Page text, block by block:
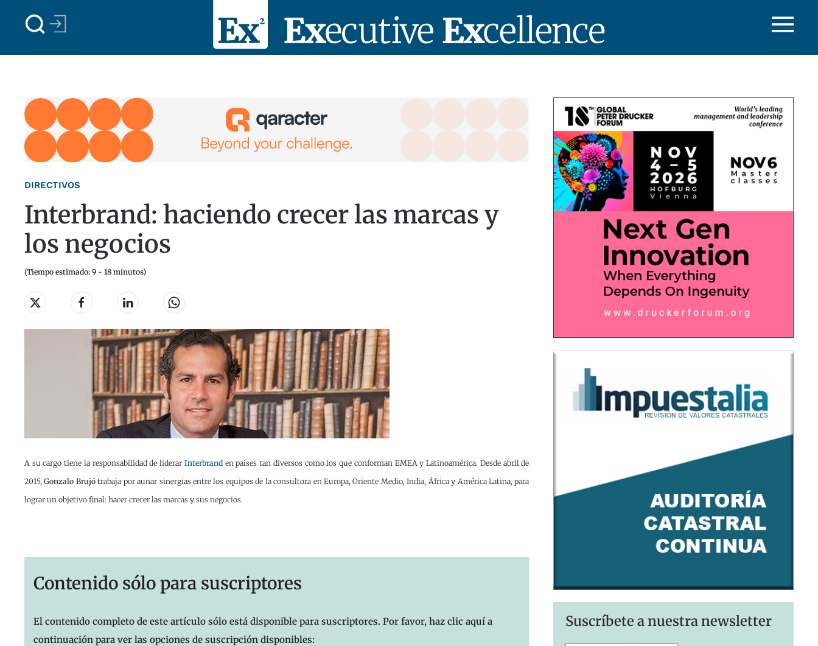
Skip to main content
DIRECTIVOS
Interbrand: haciendo crecer las marcas y
los negocios
(Tiempo estimado: 9 - 18 minutos)
A su cargo tiene la responsabilidad de liderar Interbrand en países tan diversos como los que conforman EMEA y Latinoamérica. Desde abril de
2015,Gonzalo Brujó trabaja por aunar sinergias entre los equipos de la consultora en Europa, Oriente Medio, India, África y América Latina, para
lograr un objetivo final: hacer crecer las marcas y sus negocios.
Contenido sólo para suscriptores
El contenido completo de este artículo sólo está disponible para suscriptores. Por favor, haz clic aquí a
continuación para ver las opciones de suscripción disponibles:
Suscríbete a nuestra newsletter